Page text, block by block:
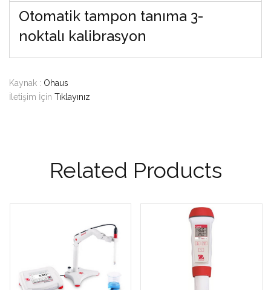
Otomatik tampon tanıma 3-
noktalı kalibrasyon
Kaynak : Ohaus
İletişim İçin Tıklayınız
Related Products